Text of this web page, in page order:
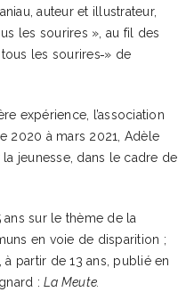
auteur et illustrateur,
les sourires », au fil des
les sourires » de
expérience, l’association
2020 à mars 2021, Adèle
jeunesse, dans le cadre de
sur le thème de la
en voie de disparition ;
partir de 13 ans, publié en
: La Meute.